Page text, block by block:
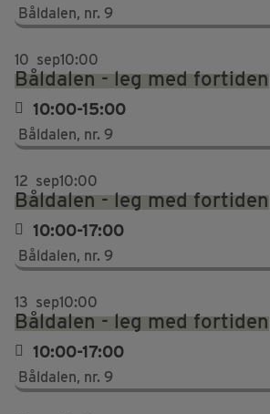
Båldalen, nr. 9
10 sep10:00
Båldalen - leg med fortiden
10:00-15:00
Båldalen, nr. 9
12 sep10:00
Båldalen - leg med fortiden
10:00-17:00
Båldalen, nr. 9
13 sep10:00
Båldalen - leg med fortiden
10:00-17:00
Båldalen, nr. 9